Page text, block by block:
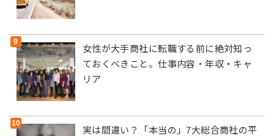
女性が大手商社に転職する前に絶対知っ
ておくべきこと。仕事内容・年収・キャ
リア
実は間違い？「本当の」7大総合商社の平